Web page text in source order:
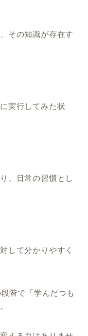
その知識が存在す
実行してみた状
、日常の習慣とし
して分かりやすく
階で「学んだつも